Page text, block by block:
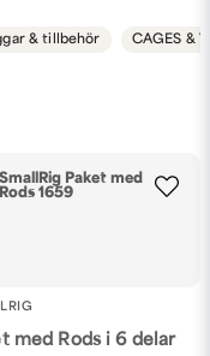
med Rods i 6 delar
& tillbehör CAGES &